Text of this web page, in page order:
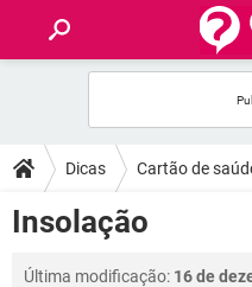
FÓRUM
SAÚDE
FAMÍLIA
Dicas Cartão de
Insolação
Última modificação: 16 de